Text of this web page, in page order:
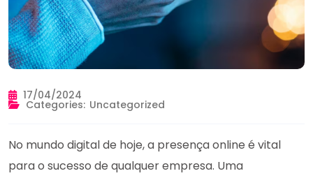
17/04/2024
Categories: Uncategorized
No mundo digital de hoje, a presença online é vital
para o sucesso de qualquer empresa. Uma